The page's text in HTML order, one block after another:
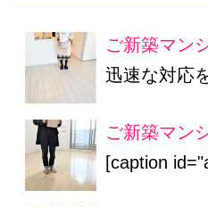
ご新築マン
迅速な対応
ご新築マ
[caption